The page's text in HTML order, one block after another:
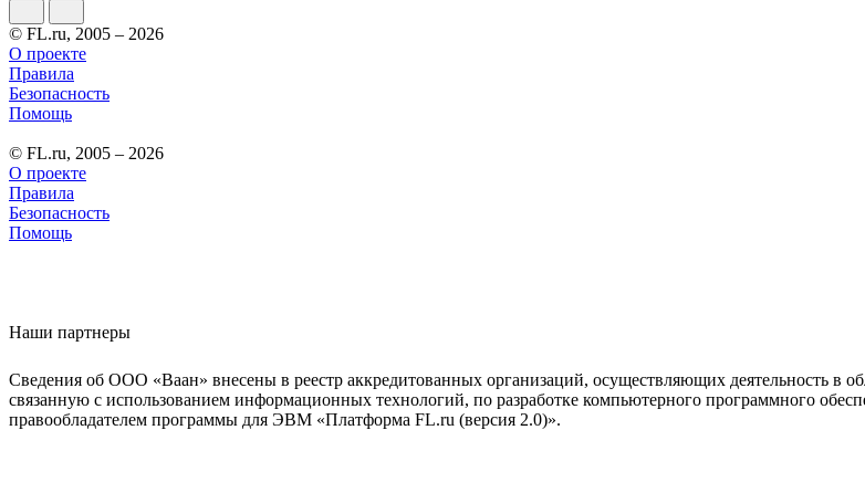
© FL.ru, 2005 – 2026
О проекте
Правила
Безопасность
Помощь
© FL.ru, 2005 – 2026
О проекте
Правила
Безопасность
Помощь
Наши партнеры
Сведения об ООО «Ваан» внесены в реестр аккредитованных организаций, осуществляющих деятельность в
связанную с использованием информационных технологий, по разработке компьютерного программного
правообладателем программы для ЭВМ «Платформа FL.ru (версия 2.0)».